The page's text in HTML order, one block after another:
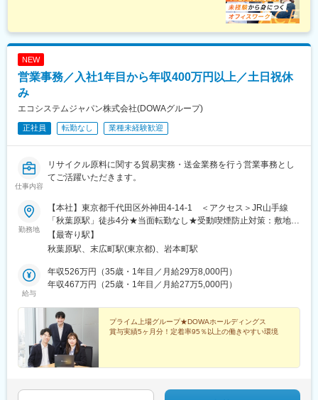
NEW
営業事務／入社1年目から年収400万円以上／土日祝休
み
エコシステムジャパン株式会社(DOWAグループ)
正社員 転勤なし 業種未経験歓迎
仕事内容
リサイクル原料に関する貿易実務・送金業務を行う営業事務とし
てご活躍いただきます。
勤務地
【本社】東京都千代田区外神田4-14-1 ＜アクセス＞JR山手線
「秋葉原駅」徒歩4分★当面転勤なし★受動喫煙防止対策：敷地内
禁煙（屋内喫煙可能場所あり）※業務課は本社勤務ですが、営業に
職種変更した場合は、埼玉県・岡山県や、海外拠点（ニューヨー
【最寄り駅】
秋葉原駅、末広町駅(東京都)、岩本町駅
給与
年収526万円（35歳・1年目／月給29万8,000円）
年収467万円（25歳・1年目／月給27万5,000円）
プライム上場グループ★DOWAホールディングス
賞与実績5ヶ月分！定着率95％以上の働きやすい環境